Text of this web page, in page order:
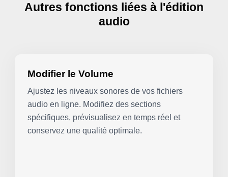
Autres fonctions liées à l'édition
audio
Modifier le Volume
Ajustez les niveaux sonores de vos fichiers
audio en ligne. Modifiez des sections
spécifiques, prévisualisez en temps réel et
conservez une qualité optimale.